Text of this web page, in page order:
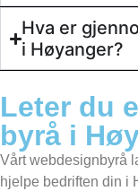
Hva er
i Høyanger?
Leter du
byrå i
Vårt webdesignbyrå
hjelpe bedriften din i